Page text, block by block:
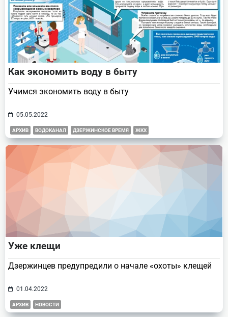
Как экономить воду в быту
Учимся экономить воду в быту
05.05.2022
АРХИВ ВОДОКАНАЛ ДЗЕРЖИНСКОЕ ВРЕМЯ ЖКХ
Уже клещи
Дзержинцев предупредили о начале «охоты» клещей
01.04.2022
АРХИВ НОВОСТИ